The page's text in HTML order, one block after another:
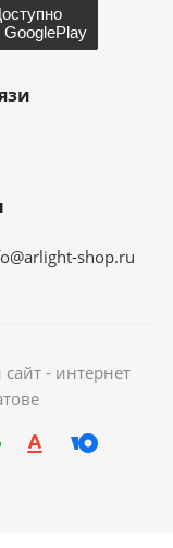
shop.ru
- интернет